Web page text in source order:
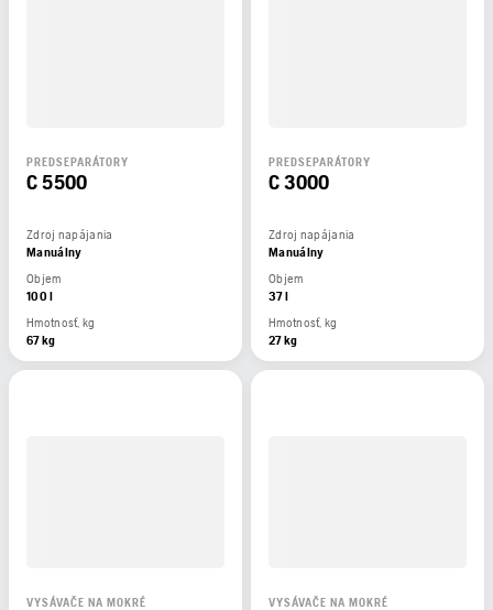
PREDSEPARÁTORY
C 5500
Zdroj napájania
Manuálny
Objem
100 l
Hmotnosť, kg
67 kg
PREDSEPARÁTORY
C 3000
Zdroj napájania
Manuálny
Objem
37 l
Hmotnosť, kg
27 kg
VYSÁVAČE NA MOKRÉ VYSÁVAČE NA MOKRÉ